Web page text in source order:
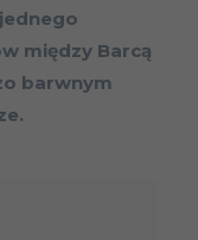
między Barcą
barwnym